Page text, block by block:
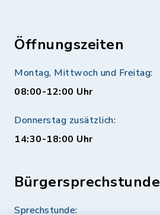
Öffnungszeiten
Montag, Mittwoch und Freitag:
08:00-12:00 Uhr
Donnerstag zusätzlich:
14:30-18:00 Uhr
Bürgersprechstunde
Sprechstunde: